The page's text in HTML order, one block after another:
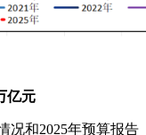
亿元
况和2025年预算报告